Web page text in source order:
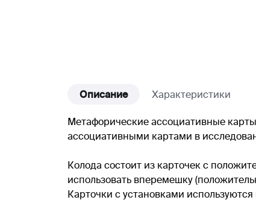
Описание Характеристики
Метафорические ассоциативные
ассоциативными картами в
Колода состоит из карточек с
использовать вперемешку
Карточки с установками